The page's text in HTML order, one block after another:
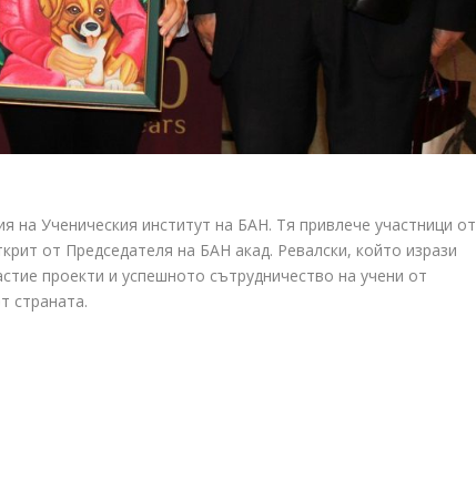
на Ученическия институт на БАН. Тя привлече участници от
от Председателя на БАН акад. Ревалски, който изрази
проекти и успешното сътрудничество на учени от
страната.